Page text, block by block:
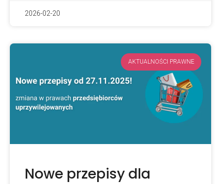
2026-02-20
AKTUALNOŚCI PRAWNE
Nowe przepisy dla